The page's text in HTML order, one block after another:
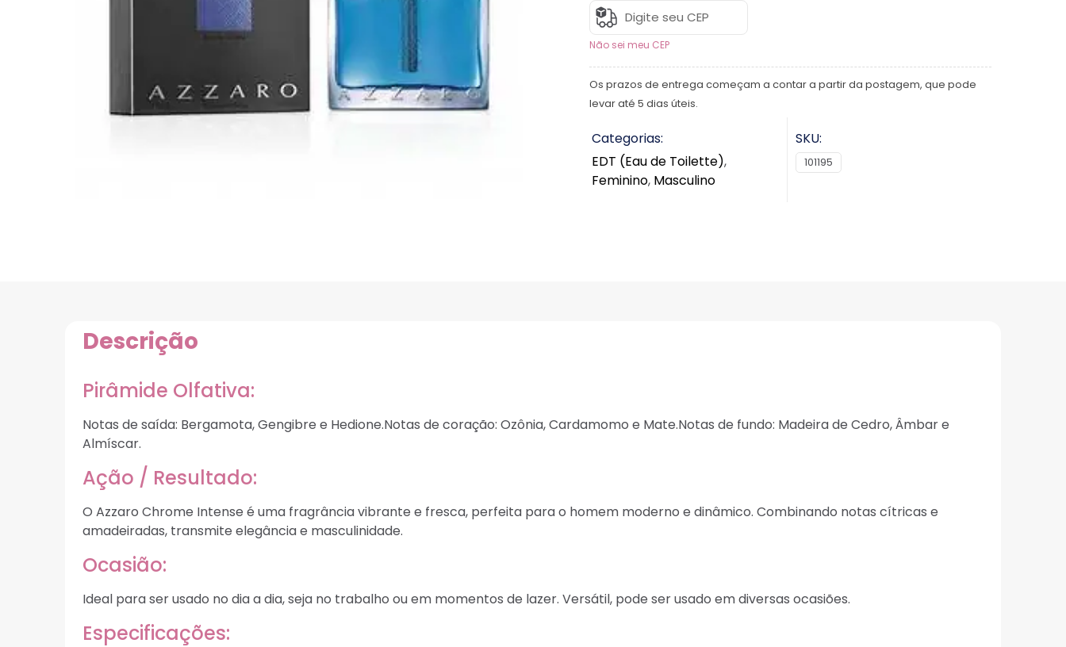
Não sei meu CEP
Os prazos de entrega começam a contar a partir da postagem, que pode
levar até 5 dias úteis.
Categorias:
EDT (Eau de Toilette),
Feminino, Masculino
SKU:
101195
Descrição
Pirâmide Olfativa:
Notas de saída: Bergamota, Gengibre e Hedione.Notas de coração: Ozônia, Cardamomo e Mate.Notas de fundo: Madeira de Cedro, Âmbar e
Almíscar.
Ação / Resultado:
O Azzaro Chrome Intense é uma fragrância vibrante e fresca, perfeita para o homem moderno e dinâmico. Combinando notas cítricas e
amadeiradas, transmite elegância e masculinidade.
Ocasião:
Ideal para ser usado no dia a dia, seja no trabalho ou em momentos de lazer. Versátil, pode ser usado em diversas ocasiões.
Especificações: